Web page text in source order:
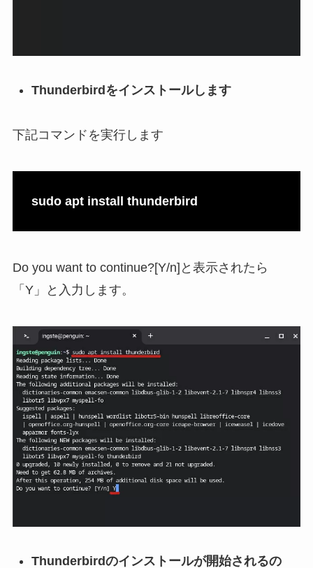
Thunderbirdをインストールします
下記コマンドを実行します
sudo apt install thunderbird
Do you want to continue?[Y/n]と表示されたら
「Y」と入力します。
Thunderbirdのインストールが開始されるの